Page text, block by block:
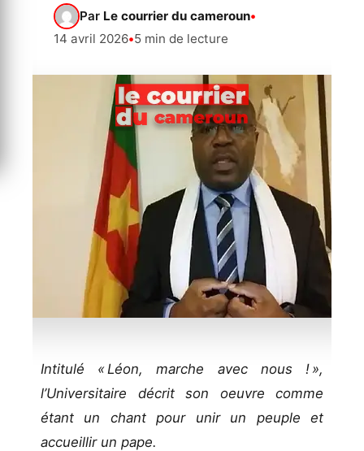
Par Le courrier du cameroun•
14 avril 2026•5 min de lecture
Intitulé « Léon, marche avec nous ! »,
l’Universitaire décrit son oeuvre comme
étant un chant pour unir un peuple et
accueillir un pape.